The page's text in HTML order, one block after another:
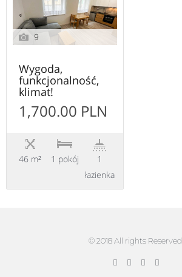
9
Wygoda,
funkcjonalność,
klimat!
1,700.00 PLN
46 m² 1 pokój
1
łazienka
© 2018 All rights Reserved.
F
T
G
P